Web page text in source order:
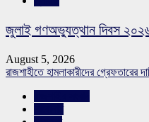
জুলাই গণঅভ্যুত্থান দিবস ২০২৬
August 5, 2026
রাজশাহীতে হামলাকারীদের গ্রেফতারের